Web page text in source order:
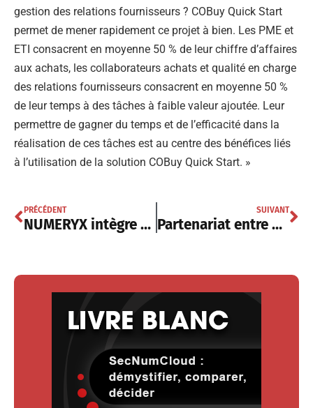
gestion des relations fournisseurs ? COBuy Quick Start
permet de mener rapidement ce projet à bien. Les PME et
ETI consacrent en moyenne 50 % de leur chiffre d’affaires
aux achats, les collaborateurs achats et qualité en charge
des relations fournisseurs consacrent en moyenne 50 %
de leur temps à des tâches à faible valeur ajoutée. Leur
permettre de gagner du temps et de l’efficacité dans la
réalisation de ces tâches est au centre des bénéfices liés
à l’utilisation de la solution COBuy Quick Start. »
PRÉCÉDENT
NUMERYX intègre OVHcloud Marketplace avec sa solution ASGUARD
SUIVANT
Partenariat entre Dstny et AF Cloud autour de l’intégration de Call2Teams Go